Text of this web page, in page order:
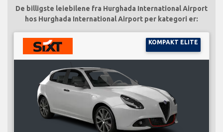
De billigste leiebilene fra Hurghada International Airport
hos Hurghada International Airport per kategori er:
KOMPAKT ELITE